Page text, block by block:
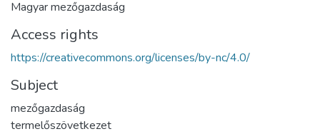
Magyar mezőgazdaság
Access rights
https://creativecommons.org/licenses/by-nc/4.0/
Subject
mezőgazdaság
termelőszövetkezet